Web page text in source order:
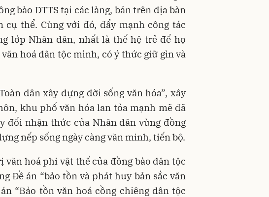
bào DTTS tại các làng, bản trên địa bàn
cụ thể. Cùng với đó, đẩy mạnh công tác
lớp Nhân dân, nhất là thế hệ trẻ để họ
hoá dân tộc mình, có ý thức giữ gìn và
dân xây dựng đời sống văn hóa”, xây
khu phố văn hóa lan tỏa mạnh mẽ đã
đổi nhận thức của Nhân dân vùng đồng
nếp sống ngày càng văn minh, tiến bộ.
văn hoá phi vật thể của đồng bào dân tộc
Đề án “bảo tồn và phát huy bản sắc văn
“Bảo tồn văn hoá cồng chiêng dân tộc